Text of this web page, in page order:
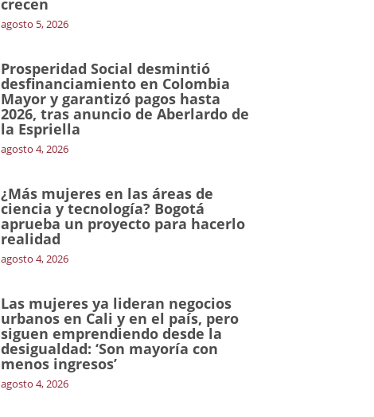
crecen
agosto 5, 2026
Prosperidad Social desmintió
desfinanciamiento en Colombia
Mayor y garantizó pagos hasta
2026, tras anuncio de Aberlardo de
la Espriella
agosto 4, 2026
¿Más mujeres en las áreas de
ciencia y tecnología? Bogotá
aprueba un proyecto para hacerlo
realidad
agosto 4, 2026
Las mujeres ya lideran negocios
urbanos en Cali y en el país, pero
siguen emprendiendo desde la
desigualdad: ‘Son mayoría con
menos ingresos’
agosto 4, 2026